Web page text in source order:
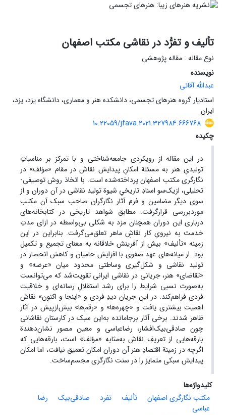
تألیف و تفرُّد در نقاشی مکتب اصفهان
نوع مقاله : مقاله پژوهشی
نویسنده
عبدالله آقائی
استادیار گروه هنرهای تجسمی، دانشکده هنر و معماری، دانشگاه یزد، یزد،
ایران
10.22059/jfava.2021.327984.666768
چکیده
در این مقاله از رویکردی جامعه‌شناختی و با تمرکز بر مناسباتِ
تولیدیِ هنر به مسئلة امکانِ پیدایش نقاش در مقام «مؤلف» در
نگارگری مکتب اصفهان پرداخته‌شده ‌است. با اتخاذ روش توصیفی-
تحلیلی، ازیک‌سو اسنادِ تاریخیِ شیوة تولید نقاشی در آن دوران و از
سوی دیگر مضامین و فرم آثار نگارگران صاحب ‌سبک آن مکتب
موردبررسی قرارگرفت. مطابق شواهد تاریخی در کتابخانه‌های
درباری این دوران همچنان مزد به شکلی بی‌واسطه در ازای مدتِ
خدمت به نیرویِ کار نقاشِ ماهر تعلق‌می‌گرفت. بنابراین در این
زمینه «تألیف» بیش از آفرینش خلاقانه به معنای تجمیع و تکمیل
بود. از میانه‌های عهد صفوی با افزایش حامیان و کاهش انحصار در
تولید نقاشی و شکل‌گیری وساطتی محدود میان «عرضه» و
«تقاضای» هنر، جریانی در نقاشی ایرانی تقویت‌شد که می‌‌توانست
به‌صورت نسبی شرایط را برای رشد استقلالِ رسانه‌ای و خلاقیت
فردی فراهم‌کند. در این جریان دیدِ فردی و «اینجا و اکنون» نقاش
اهمیت بیشتری یافت و «چهره‌ها» و «رقم‌ها» بیش‌ازپیش در آثار
ظاهر شدند. برخی آثار برجامانده به‌این سبک در کارستانِ نقاشانی
چون صادقی‌بیک‌افشار، رضاعباسی و معین مصور نشان‌دهندة
بارقه‌هایی از تعریفِ نقاش به‌مثابه «مؤلف» است، بارقه‌هایی که
اگرچه در زمینة اقتصادِ هنر آن دوران امکان تعمیق نیافت، اما امکان
پیدایش سبکی متمایز را در سنت نگارگری مجسم‌ساخت.
کلیدواژه‌ها
مکتب نگارگری اصفهان
تألیف تفرد صادقی‌بیک‌
رضا
عباسی